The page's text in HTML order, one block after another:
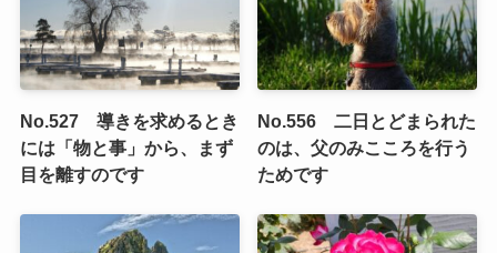
No.527 導きを求めるとき
には「物と事」から、まず
目を離すのです
No.556 二日とどまられた
のは、父のみこころを行う
ためです